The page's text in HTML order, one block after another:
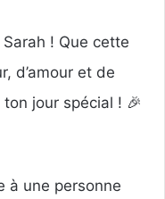
! Que cette
d’amour et de
jour spécial ! 🎉
à une personne